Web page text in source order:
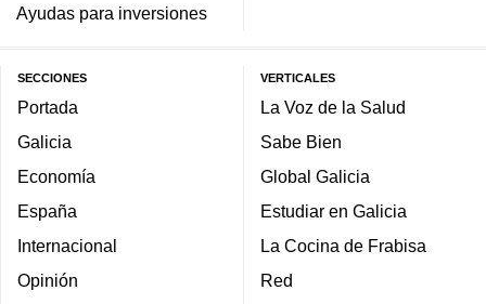
Ayudas para inversiones
SECCIONES
Portada
Galicia
Economía
España
Internacional
Opinión
VERTICALES
La Voz de la Salud
Sabe Bien
Global Galicia
Estudiar en Galicia
La Cocina de Frabisa
Red